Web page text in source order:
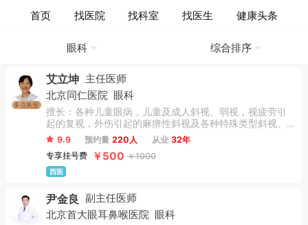
首页 找医院 找科室 找医生 健康头条
返回 医生列表
眼科 综合排序
多点执业
艾立坤 主任医师
北京同仁医院
眼科
擅长：各种儿童眼病，儿童及成人斜视、弱视，视疲劳引
起的复视，外伤引起的麻痹性斜视及各种特殊类型斜视、
肉毒素斜视治疗。
9.9 预约量 220人 从业 32年
专享挂号费
￥500 ￥1000
西医
尹金良 副主任医师
北京首大眼耳鼻喉医院
眼科